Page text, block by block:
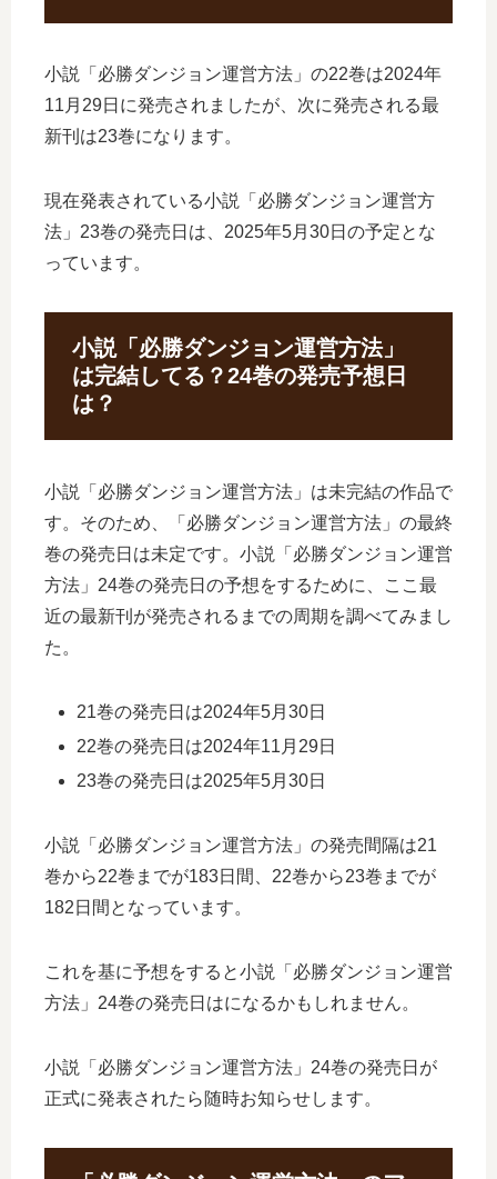
小説「必勝ダンジョン運営方法」の22巻は2024年
11月29日に発売されましたが、次に発売される最
新刊は23巻になります。
現在発表されている小説「必勝ダンジョン運営方
法」23巻の発売日は、2025年5月30日の予定とな
っています。
小説「必勝ダンジョン運営方法」
は完結してる？24巻の発売予想日
は？
小説「必勝ダンジョン運営方法」は未完結の作品で
す。そのため、「必勝ダンジョン運営方法」の最終
巻の発売日は未定です。小説「必勝ダンジョン運営
方法」24巻の発売日の予想をするために、ここ最
近の最新刊が発売されるまでの周期を調べてみまし
た。
21巻の発売日は2024年5月30日
22巻の発売日は2024年11月29日
23巻の発売日は2025年5月30日
小説「必勝ダンジョン運営方法」の発売間隔は21
巻から22巻までが183日間、22巻から23巻までが
182日間となっています。
これを基に予想をすると小説「必勝ダンジョン運営
方法」24巻の発売日はになるかもしれません。
小説「必勝ダンジョン運営方法」24巻の発売日が
正式に発表されたら随時お知らせします。